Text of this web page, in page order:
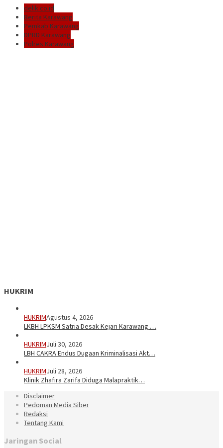
delik.co.id
Berita Karawang
Pemkab Karawang
DPRD Karawang
Polres Karawang
HUKRIM
HUKRIMAgustus 4, 2026
LKBH LPKSM Satria Desak Kejari Karawang …
HUKRIMJuli 30, 2026
LBH CAKRA Endus Dugaan Kriminalisasi Akt…
HUKRIMJuli 28, 2026
Klinik Zhafira Zarifa Diduga Malapraktik…
Disclaimer
Pedoman Media Siber
Redaksi
Tentang Kami
Jaringan Social